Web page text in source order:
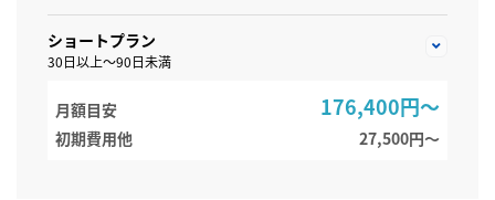
ショートプラン
30日以上～90日未満
月額目安 176,400円～
初期費用他 27,500円〜